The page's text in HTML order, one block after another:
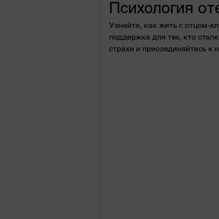
Психология
Узнайте, как жить с отцом-
поддержка для тех, кто
страхи и присоединяйтесь к